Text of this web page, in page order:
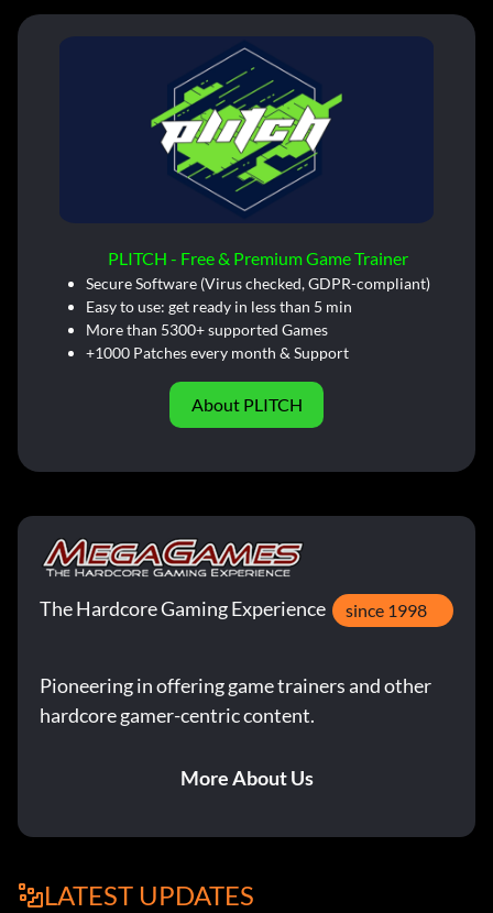
PLITCH - Free & Premium Game Trainer
Secure Software (Virus checked, GDPR-compliant)
Easy to use: get ready in less than 5 min
More than 5300+ supported Games
+1000 Patches every month & Support
About PLITCH
The Hardcore Gaming Experience since 1998
Pioneering in offering game trainers and other
hardcore gamer-centric content.
More About Us
LATEST UPDATES